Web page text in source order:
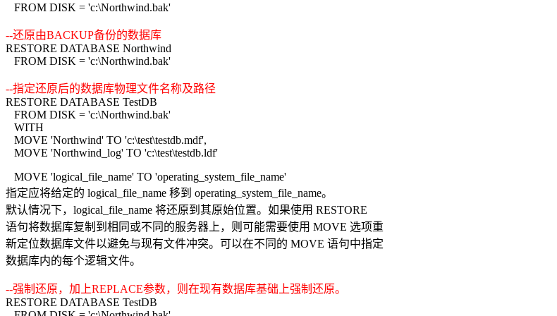
FROM DISK = 'c:\Northwind.bak'
--还原由BACKUP备份的数据库
RESTORE DATABASE Northwind
FROM DISK = 'c:\Northwind.bak'
--指定还原后的数据库物理文件名称及路径
RESTORE DATABASE TestDB
FROM DISK = 'c:\Northwind.bak'
WITH
MOVE 'Northwind' TO 'c:\test\testdb.mdf',
MOVE 'Northwind_log' TO 'c:\test\testdb.ldf'
MOVE 'logical_file_name' TO 'operating_system_file_name'
指定应将给定的 logical_file_name 移到 operating_system_file_name。
默认情况下，logical_file_name 将还原到其原始位置。如果使用 RESTORE
语句将数据库复制到相同或不同的服务器上，则可能需要使用 MOVE 选项重
新定位数据库文件以避免与现有文件冲突。可以在不同的 MOVE 语句中指定
数据库内的每个逻辑文件。
--强制还原，加上REPLACE参数，则在现有数据库基础上强制还原。
RESTORE DATABASE TestDB